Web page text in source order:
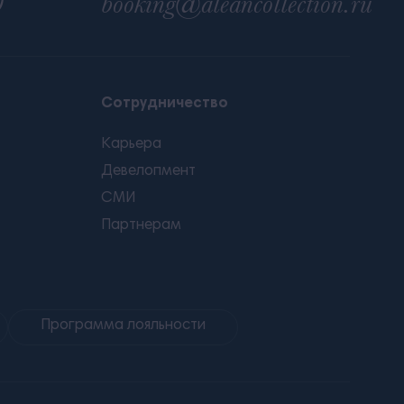
Сотрудничество
Карьера
Девелопмент
СМИ
Партнерам
Программа лояльности